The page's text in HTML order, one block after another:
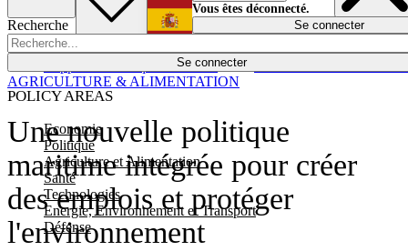
Recherche
Se connecter
POLICY AREAS
Economie
Politique
Agriculture et Alimentation
Santé
Technologies
Energie, Environnement et Transport
Défense
Économie
Español
Vous êtes déconnecté.
Se connecter
Une nouvelle politique
maritime intégrée pour créer
des emplois et protéger
l'environnement
AGRICULTURE & ALIMENTATION